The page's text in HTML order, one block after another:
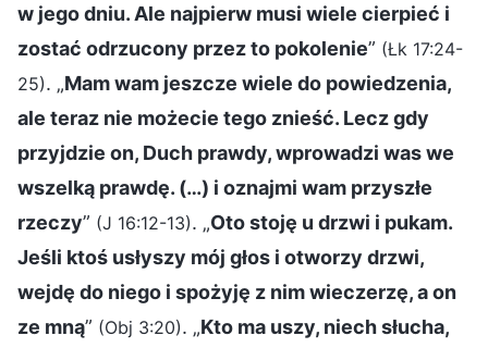
w jego dniu. Ale najpierw musi wiele cierpieć i
zostać odrzucony przez to pokolenie” (Łk 17:24-
25). „Mam wam jeszcze wiele do powiedzenia,
ale teraz nie możecie tego znieść. Lecz gdy
przyjdzie on, Duch prawdy, wprowadzi was we
wszelką prawdę. (…) i oznajmi wam przyszłe
rzeczy” (J 16:12-13). „Oto stoję u drzwi i pukam.
Jeśli ktoś usłyszy mój głos i otworzy drzwi,
wejdę do niego i spożyję z nim wieczerzę, a on
ze mną” (Obj 3:20). „Kto ma uszy, niech słucha,